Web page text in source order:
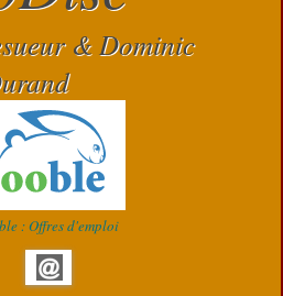
& Dominic
: Offres d'emploi